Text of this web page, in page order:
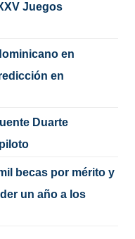
Juegos
en
en
Duarte
becas por mérito y
un año a los